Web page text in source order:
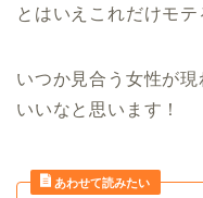
とはいえこれだけモテ
いつか見合う女性が
いいなと思います！